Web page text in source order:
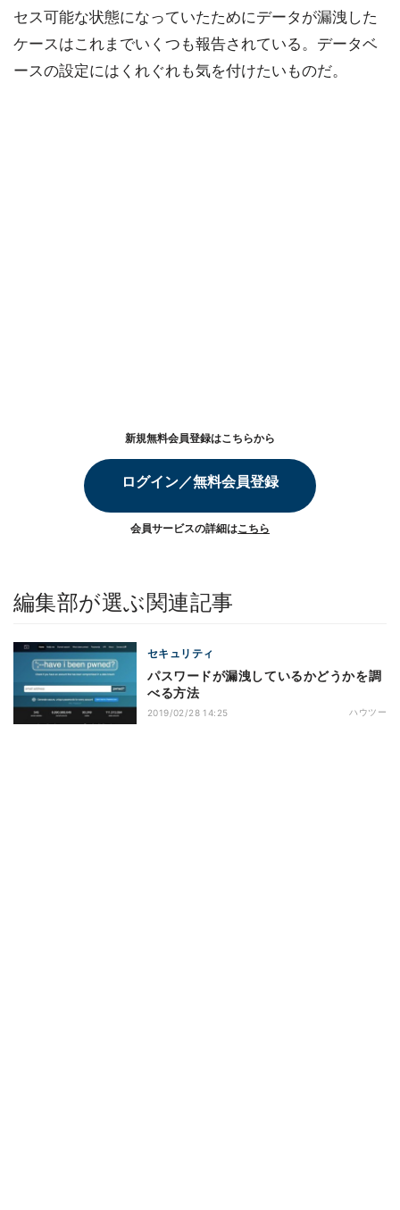
セス可能な状態になっていたためにデータが漏洩した
ケースはこれまでいくつも報告されている。データベ
ースの設定にはくれぐれも気を付けたいものだ。
新規無料会員登録はこちらから
ログイン／無料会員登録
会員サービスの詳細はこちら
編集部が選ぶ関連記事
セキュリティ
パスワードが漏洩しているかどうかを調
べる方法
2019/02/28 14:25 ハウツー